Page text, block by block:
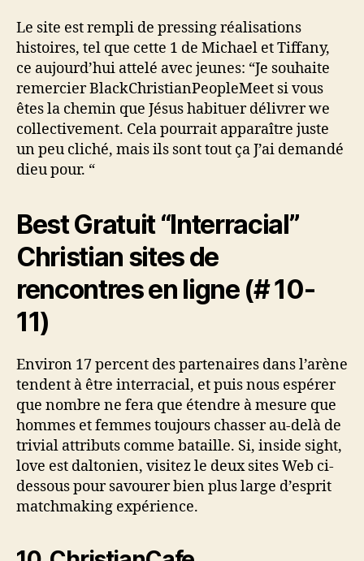
Le site est rempli de pressing réalisations
histoires, tel que cette 1 de Michael et Tiffany,
ce aujourd’hui attelé avec jeunes: “Je souhaite
remercier BlackChristianPeopleMeet si vous
êtes la chemin que Jésus habituer délivrer we
collectivement. Cela pourrait apparaître juste
un peu cliché, mais ils sont tout ça J’ai demandé
dieu pour. “
Best Gratuit “Interracial”
Christian sites de
rencontres en ligne (# 10-
11)
Environ 17 percent des partenaires dans l’arène
tendent à être interracial, et puis nous espérer
que nombre ne fera que étendre à mesure que
hommes et femmes toujours chasser au-delà de
trivial attributs comme bataille. Si, inside sight,
love est daltonien, visitez le deux sites Web ci-
dessous pour savourer bien plus large d’esprit
matchmaking expérience.